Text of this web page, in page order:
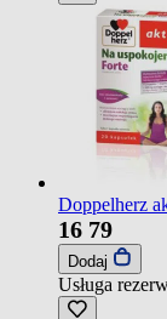
Doppelherz
16 79
Dodaj
Usługa